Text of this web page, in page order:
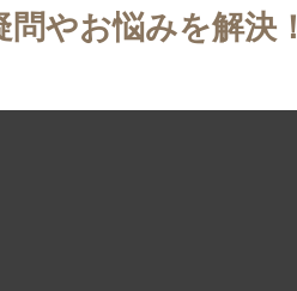
やお悩みを解決！